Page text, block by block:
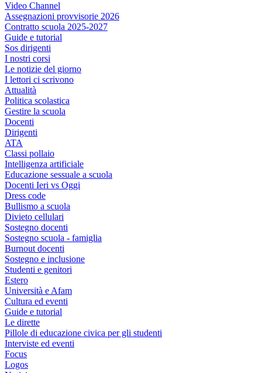
Video Channel
Assegnazioni provvisorie 2026
Contratto scuola 2025-2027
Guide e tutorial
Sos dirigenti
I nostri corsi
Le notizie del giorno
I lettori ci scrivono
Attualità
Politica scolastica
Gestire la scuola
Docenti
Dirigenti
ATA
Classi pollaio
Intelligenza artificiale
Educazione sessuale a scuola
Docenti Ieri vs Oggi
Dress code
Bullismo a scuola
Divieto cellulari
Sostegno docenti
Sostegno scuola - famiglia
Burnout docenti
Sostegno e inclusione
Studenti e genitori
Estero
Università e Afam
Cultura ed eventi
Guide e tutorial
Le dirette
Pillole di educazione civica per gli studenti
Interviste ed eventi
Focus
Logos